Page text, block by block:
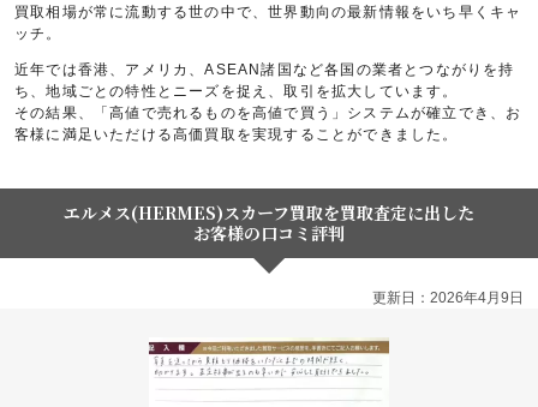
買取相場が常に流動する世の中で、世界動向の最新情報をいち早くキャ
ッチ。
近年では香港、アメリカ、ASEAN諸国など各国の業者とつながりを持
ち、地域ごとの特性とニーズを捉え、取引を拡大しています。
その結果、「高値で売れるものを高値で買う」システムが確立でき、お
客様に満足いただける高価買取を実現することができました。
エルメス(HERMES)スカーフ買取を買取査定に出した
お客様の口コミ評判
更新日：2026年4月9日